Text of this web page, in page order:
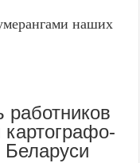
наших
Беларуси